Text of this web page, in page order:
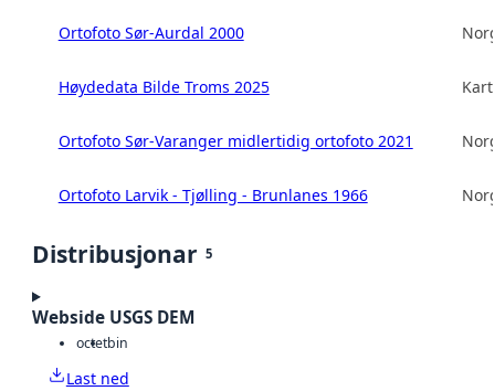
Ortofoto Sør-Aurdal 2000
Høydedata Bilde Troms 2025
Ortofoto Sør-Varanger midlertidig ortofoto 2021
Ortofoto Larvik - Tjølling - Brunlanes 1966
Distribusjonar 5
Webside USGS DEM
octetbin
Last ned